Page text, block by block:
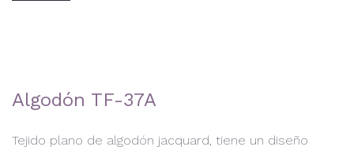
Algodón TF-37A
Tejido plano de algodón jacquard, tiene un diseño